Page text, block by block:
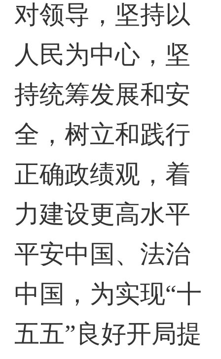
对领导，坚持以
人民为中心，坚
持统筹发展和安
全，树立和践行
正确政绩观，着
力建设更高水平
平安中国、法治
中国，为实现“十
五五”良好开局提